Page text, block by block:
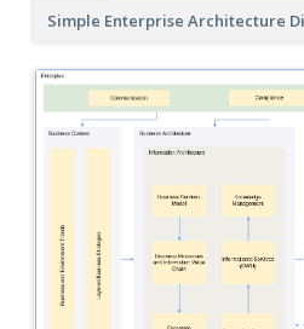
Simple Enterprise Architecture